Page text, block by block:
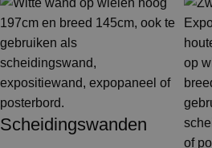
Scheidingswanden